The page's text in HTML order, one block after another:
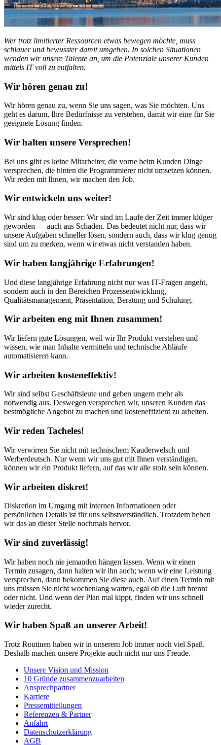
Wer trotz limitierter Ressourcen etwas bewegen möchte, muss
schlauer und bewusster damit umgehen. In solchen Situationen
wenden wir unsere Talente an, um die Potenziale unserer Kunden
mittels IT voll zu entfalten.
Wir hören genau zu!
Wir hören genau zu, wenn Sie uns sagen, was Sie möchten. Uns
geht es darum, Ihre Bedürfnisse zu verstehen, damit wir eine für Sie
geeignete Lösung finden.
Wir halten unsere Versprechen!
Bei uns gibt es keine Mitarbeiter, die vorne beim Kunden Dinge
versprechen, die hinten die Programmierer nicht umsetzen können.
Wir reden mit Ihnen, wir machen den Job.
Wir entwickeln uns weiter!
Wir sind klug oder besser: Wir sind im Laufe der Zeit immer klüger
geworden — auch aus Schaden. Das bedeutet nicht nur, dass wir
unsere Aufgaben schneller lösen, sondern auch, dass wir klug genug
sind um zu merken, wenn wir etwas nicht verstanden haben.
Wir haben langjährige Erfahrungen!
Und diese langjährige Erfahrung nicht nur was IT-Fragen angeht,
sondern auch in den Bereichen Prozessentwicklung,
Qualitätsmanagement, Präsentation, Beratung und Schulung.
Wir arbeiten eng mit Ihnen zusammen!
Wir liefern gute Lösungen, weil wir Ihr Produkt verstehen und
wissen, wie man Inhalte vermitteln und technische Abläufe
automatisieren kann.
Wir arbeiten kosteneffektiv!
Wir sind selbst Geschäftsleute und geben ungern mehr als
notwendig aus. Deswegen versprechen wir, unseren Kunden das
bestmögliche Angebot zu machen und kosteneffizient zu arbeiten.
Wir reden Tacheles!
Wir verwirren Sie nicht mit technischem Kauderwelsch und
Werberdeutsch. Nur wenn wir uns gut mit Ihnen verständigen,
können wir ein Produkt liefern, auf das wir alle stolz sein können.
Wir arbeiten diskret!
Diskretion im Umgang mit internen Informationen oder
persönlichen Details ist für uns selbstverständlich. Trotzdem heben
wir das an dieser Stelle nochmals hervor.
Wir sind zuverlässig!
Wir haben noch nie jemanden hängen lassen. Wenn wir einen
Termin zusagen, dann halten wir ihn auch; wenn wir eine Leistung
versprechen, dann bekommen Sie diese auch. Auf einen Termin mit
uns müssen Sie nicht wochenlang warten, egal ob die Luft brennt
oder nicht. Und wenn der Plan mal kippt, finden wir uns schnell
wieder zurecht.
Wir haben Spaß an unserer Arbeit!
Trotz Routinen haben wir in unserem Job immer noch viel Spaß.
Deshalb machen unsere Projekte auch nicht nur uns Freude.
Unsere Vision und Mission
10 Gründe zusammenzuarbeiten
Ansprechpartner
Karriere
Pressemitteilungen
Referenzen & Partner
Anfahrt
Datenschutzerklärung
AGB